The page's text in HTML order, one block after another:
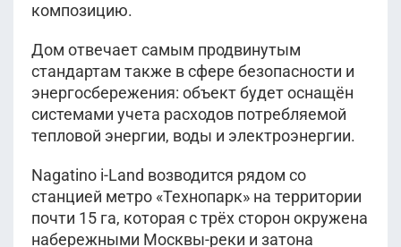
композицию.
Дом отвечает самым продвинутым
стандартам также в сфере безопасности и
энергосбережения: объект будет оснащён
системами учета расходов потребляемой
тепловой энергии, воды и электроэнергии.
Nagatino i-Land возводится рядом со
станцией метро «Технопарк» на территории
почти 15 га, которая с трёх сторон окружена
набережными Москвы-реки и затона